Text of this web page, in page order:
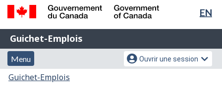
Passer
principal
Passer
version
HTML
simplifiée
de
EN
Gouvernement
du
Canada
Government
of
Guichet-
Emplois
Guichet-Emplois
Menu
et
Menu
Menu
des
Ouvrir une session
Vous
Guichet-Emplois